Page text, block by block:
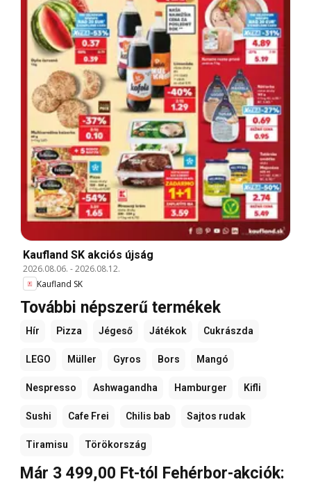
Kaufland SK akciós újság
2026.08.06. -2026.08.12.
Kaufland SK
További népszerű termékek
Hír Pizza Jégeső Játékok Cukrászda
LEGO Müller Gyros Bors Mangó
Nespresso Ashwagandha Hamburger Kifli
Sushi Cafe Frei Chilis bab Sajtos rudak
Tiramisu Törökország
Már 3 499,00 Ft-tól Fehérbor-akciók: